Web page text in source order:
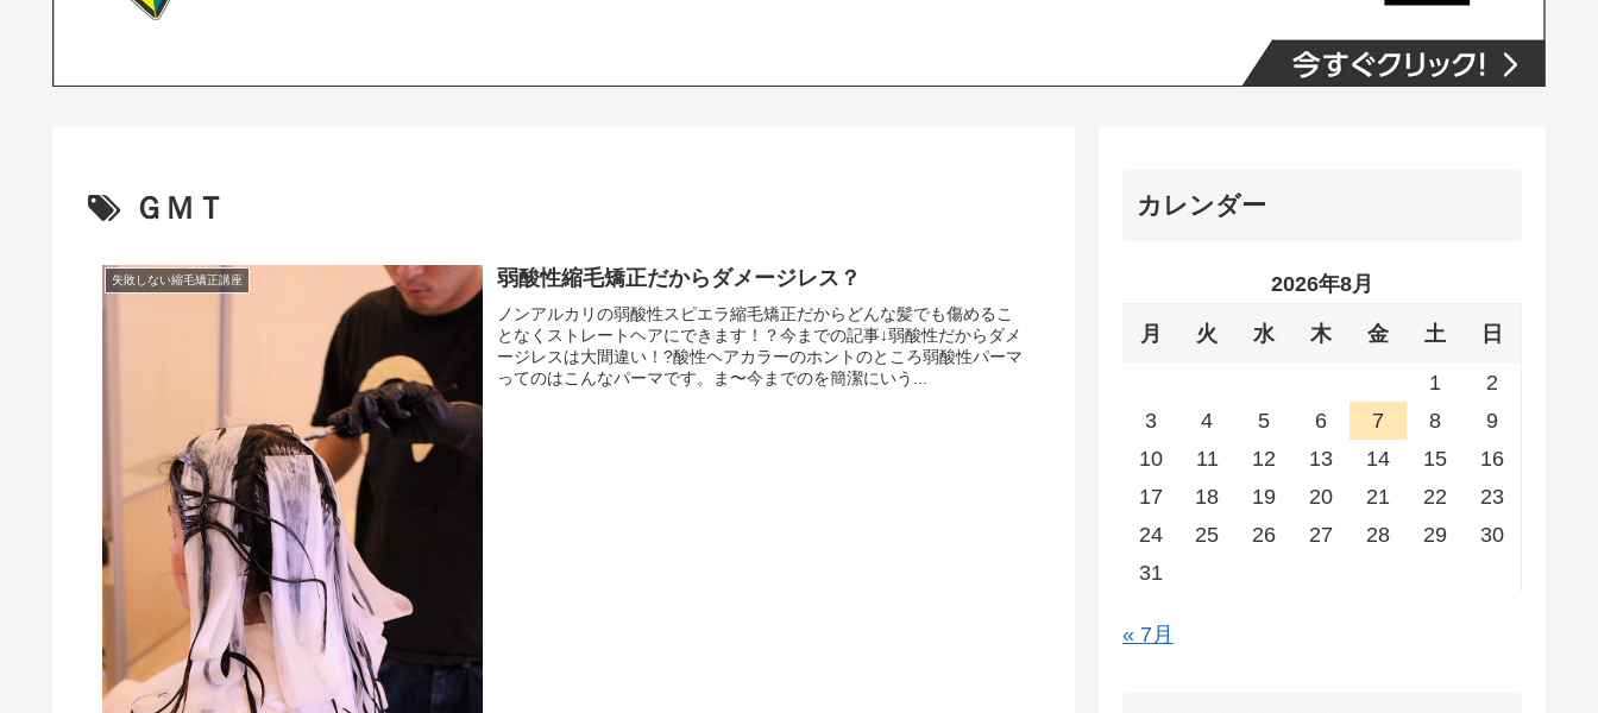
ＧＭＴ
失敗しない縮毛矯正講座 弱酸性縮毛矯正だからダメージレス？
ノンアルカリの弱酸性スピエラ縮毛矯正だからどんな髪でも傷めるこ
となくストレートヘアにできます！？今までの記事↓弱酸性だからダメ
ージレスは大間違い！?酸性ヘアカラーのホントのところ弱酸性パーマ
ってのはこんなパーマです。ま〜今までのを簡潔にいう...
カレンダー
2026年8月
月 火 水 木 金 土 日
1
2
3
4 5 6 7 8
9
10
11 12 13 14 15
16
17
18 19 20 21 22
23
24
25 26 27 28 29
30
31
« 7月